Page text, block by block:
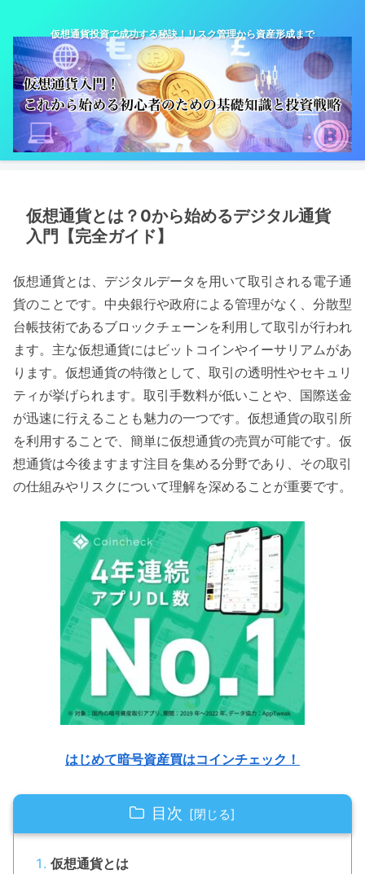
仮想通貨投資で成功する秘訣！リスク管理から資産形成まで
仮想通貨とは？0から始めるデジタル通貨
入門【完全ガイド】
仮想通貨とは、デジタルデータを用いて取引される電子通
貨のことです。中央銀行や政府による管理がなく、分散型
台帳技術であるブロックチェーンを利用して取引が行われ
ます。主な仮想通貨にはビットコインやイーサリアムがあ
ります。仮想通貨の特徴として、取引の透明性やセキュリ
ティが挙げられます。取引手数料が低いことや、国際送金
が迅速に行えることも魅力の一つです。仮想通貨の取引所
を利用することで、簡単に仮想通貨の売買が可能です。仮
想通貨は今後ますます注目を集める分野であり、その取引
の仕組みやリスクについて理解を深めることが重要です。
はじめて暗号資産買はコインチェック！
目次
仮想通貨とは